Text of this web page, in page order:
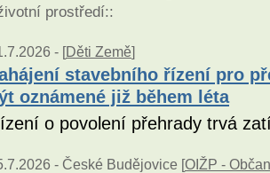
prostředí::
- [Děti Země]
stavebního řízení pro
oznámené již během léta
o povolení přehrady trvá
- České Budějovice [OIŽP -